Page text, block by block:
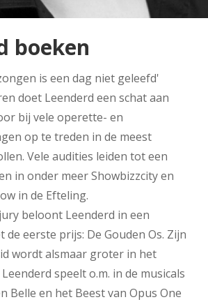
boeken
is een dag niet geleefd'
doet Leenderd een schat aan
bij vele operette- en
op te treden in de meest
Vele audities leiden tot een
in onder meer Showbizzcity en
in de Efteling.
beloont Leenderd in een
eerste prijs: De Gouden Os. Zijn
wordt alsmaar groter in het
speelt o.m. in de musicals
Belle en het Beest van Opus One